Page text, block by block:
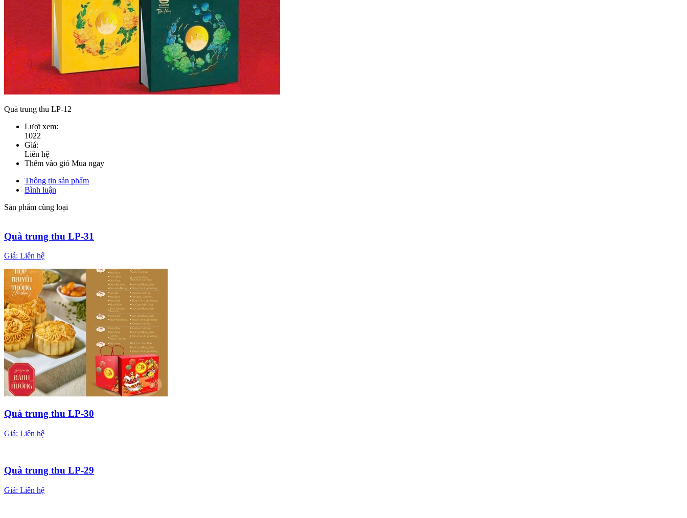
Quà trung thu LP-12
Lượt xem:
1022
Giá:
Liên hệ
Thêm vào giỏ Mua ngay
Thông tin sản phẩm
Bình luận
Sản phẩm cùng loại
Quà trung thu LP-31
Giá: Liên hệ
Quà trung thu LP-30
Giá: Liên hệ
Quà trung thu LP-29
Giá: Liên hệ